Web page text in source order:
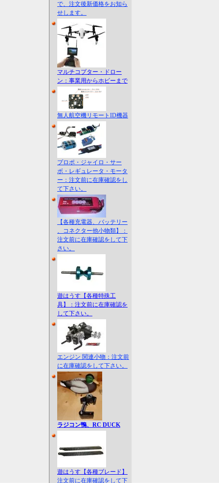
で、注文後新価格をお知ら
せします。
マルチコプター・ドロー
ン：事業用からホビーまで
無人航空機リモートID機器
プロポ・ジャイロ・サー
ボ・レギュレータ・モータ
ー：注文前に在庫確認をし
て下さい。
【各種充電器、バッテリー
、コネクター他小物類】：
注文前に在庫確認をして下
さい。
遊はうす【各種特殊工
具】：注文前に在庫確認を
して下さい。
エンジン 関連小物：注文前
に在庫確認をして下さい。
ラジコン鴨、RC DUCK
遊はうす【各種ブレード】
注文前に在庫確認をして下